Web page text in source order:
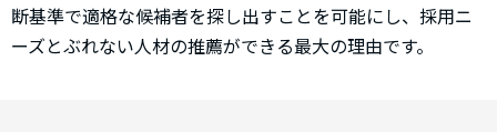
断基準で適格な候補者を探し出すことを可能にし、採用ニ
ーズとぶれない人材の推薦ができる最大の理由です。